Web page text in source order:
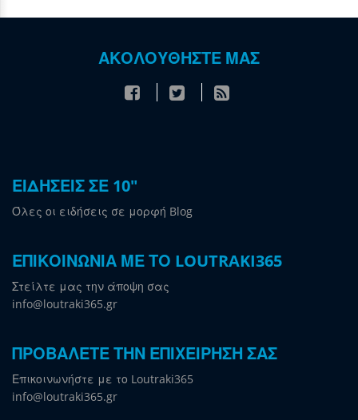
ΑΚΟΛΟΥΘΗΣΤΕ ΜΑΣ
ΕΙΔΗΣΕΙΣ ΣΕ 10"
Όλες οι ειδήσεις σε μορφή Blog
ΕΠΙΚΟΙΝΩΝΙΑ ΜΕ ΤΟ LOUTRAKI365
Στείλτε μας την άποψη σας
info@loutraki365.gr
ΠΡΟΒΑΛΕΤΕ ΤΗΝ ΕΠΙΧΕΙΡΗΣΗ ΣΑΣ
Επικοινωνήστε με το Loutraki365
info@loutraki365.gr